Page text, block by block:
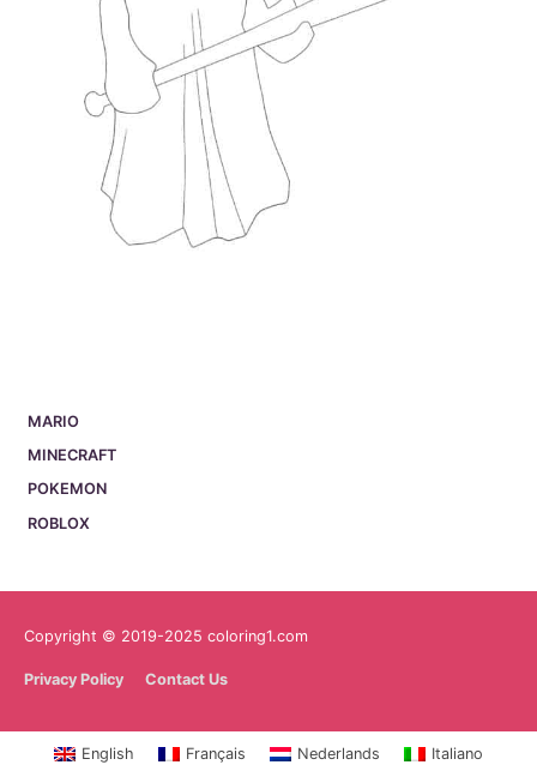
MARIO
MINECRAFT
POKEMON
ROBLOX
Copyright © 2019-2025 coloring1.com
Privacy Policy Contact Us
English Français Nederlands Italiano